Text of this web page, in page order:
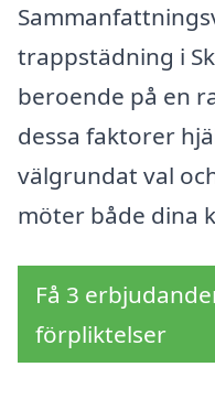
trappstädning i
beroende på en
dessa faktorer
välgrundat val
möter både dina
Få 3
förpliktelser